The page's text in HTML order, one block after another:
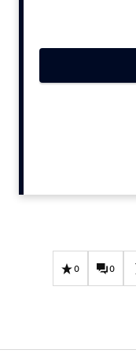
Contentmarketing
Effectiviteit
Gedragsverandering
Martech
0 0